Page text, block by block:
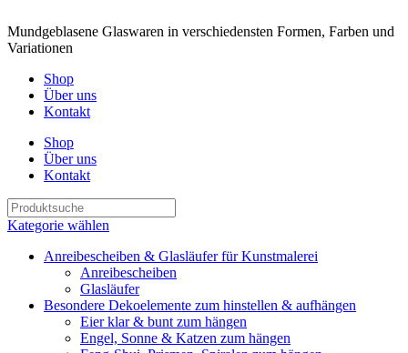
Mundgeblasene Glaswaren in verschiedensten Formen, Farben und
Variationen
Shop
Über uns
Kontakt
Shop
Über uns
Kontakt
Kategorie wählen
Anreibescheiben & Glasläufer für Kunstmalerei
Anreibescheiben
Glasläufer
Besondere Dekoelemente zum hinstellen & aufhängen
Eier klar & bunt zum hängen
Engel, Sonne & Katzen zum hängen